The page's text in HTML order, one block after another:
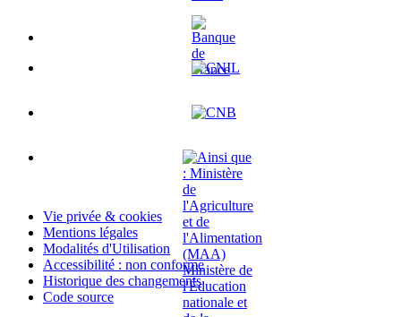
Vie privée & cookies
Mentions légales
Modalités d'Utilisation
Accessibilité : non conforme
Historique des changements
Code source